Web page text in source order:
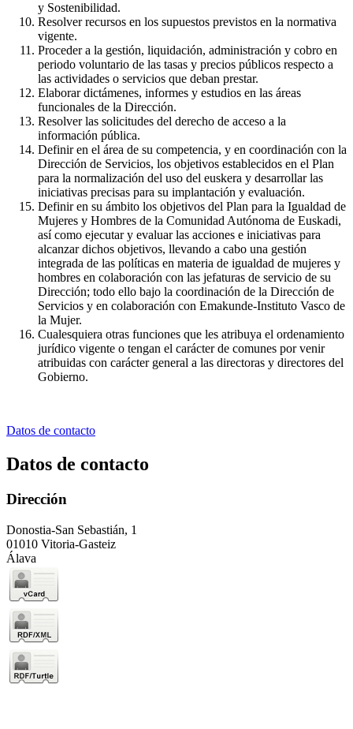
y Sostenibilidad.
Resolver recursos en los supuestos previstos en la normativa
vigente.
Proceder a la gestión, liquidación, administración y cobro en
periodo voluntario de las tasas y precios públicos respecto a
las actividades o servicios que deban prestar.
Elaborar dictámenes, informes y estudios en las áreas
funcionales de la Dirección.
Resolver las solicitudes del derecho de acceso a la
información pública.
Definir en el área de su competencia, y en coordinación con la
Dirección de Servicios, los objetivos establecidos en el Plan
para la normalización del uso del euskera y desarrollar las
iniciativas precisas para su implantación y evaluación.
Definir en su ámbito los objetivos del Plan para la Igualdad de
Mujeres y Hombres de la Comunidad Autónoma de Euskadi,
así como ejecutar y evaluar las acciones e iniciativas para
alcanzar dichos objetivos, llevando a cabo una gestión
integrada de las políticas en materia de igualdad de mujeres y
hombres en colaboración con las jefaturas de servicio de su
Dirección; todo ello bajo la coordinación de la Dirección de
Servicios y en colaboración con Emakunde-Instituto Vasco de
la Mujer.
Cualesquiera otras funciones que les atribuya el ordenamiento
jurídico vigente o tengan el carácter de comunes por venir
atribuidas con carácter general a las directoras y directores del
Gobierno.
Datos de contacto
Datos de contacto
Dirección
Donostia-San Sebastián, 1
01010 Vitoria-Gasteiz
Álava